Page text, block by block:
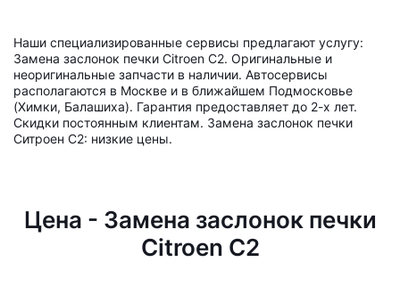
Наши специализированные сервисы предлагают услугу:
Замена заслонок печки Citroen C2. Оригинальные и
неоригинальные запчасти в наличии. Автосервисы
располагаются в Москве и в ближайшем Подмосковье
(Химки, Балашиха). Гарантия предоставляет до 2-х лет.
Скидки постоянным клиентам. Замена заслонок печки
Ситроен С2: низкие цены.
Цена - Замена заслонок печки
Citroen C2